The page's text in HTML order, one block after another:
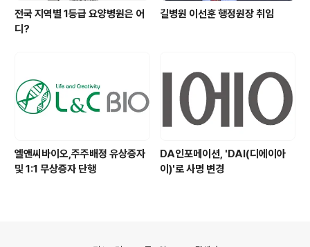
전국 지역별 1등급 요양병원은 어
디?
길병원 이선훈 행정원장 취임
엘앤씨바이오,주주배정 유상증자
및 1:1 무상증자 단행
DA인포메이션, 'DAI(디에이아
이)'로 사명 변경